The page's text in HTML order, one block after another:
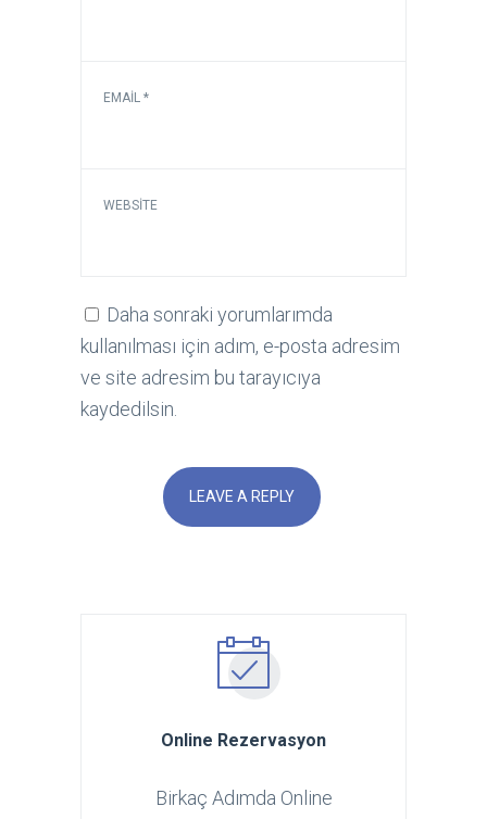
EMAIL *
WEBSITE
Daha sonraki yorumlarımda
kullanılması için adım, e-posta adresim
ve site adresim bu tarayıcıya
kaydedilsin.
Online Rezervasyon
Birkaç Adımda Online